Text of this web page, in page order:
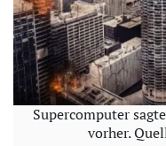
Supercomputer
vorher.